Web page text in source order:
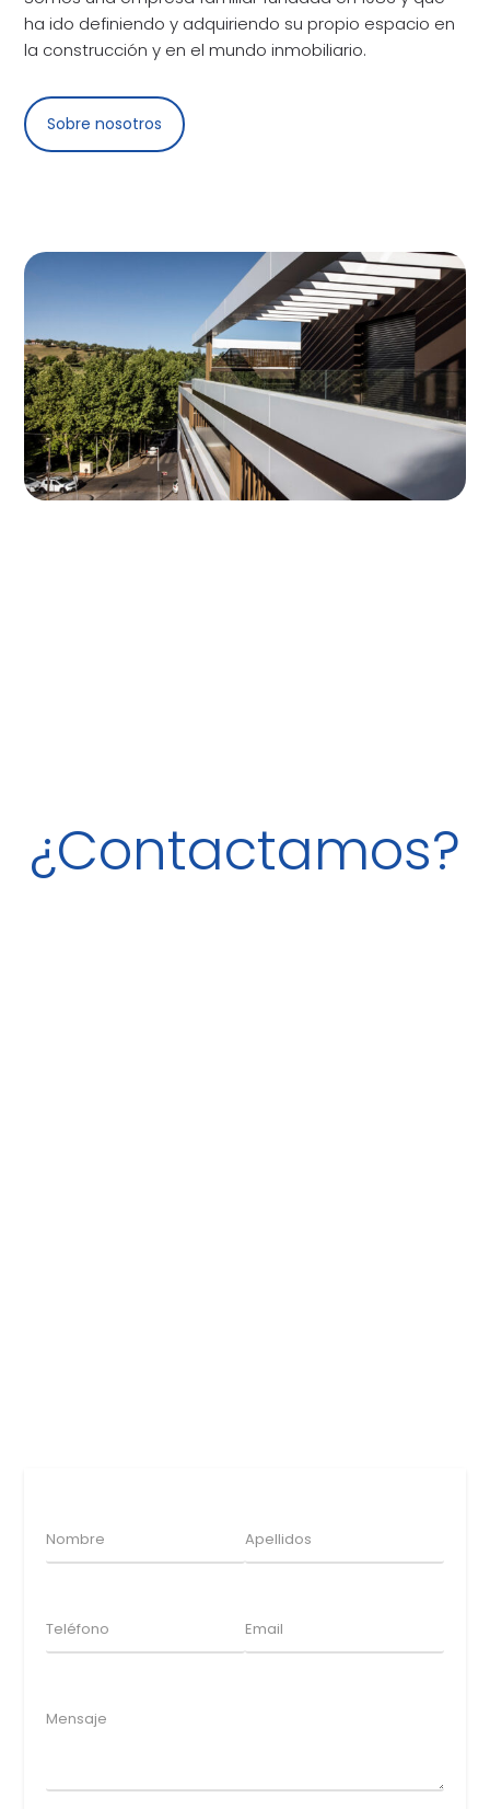
ha ido definiendo y adquiriendo su propio espacio en
la construcción y en el mundo inmobiliario.
Sobre nosotros
¿Contactamos?